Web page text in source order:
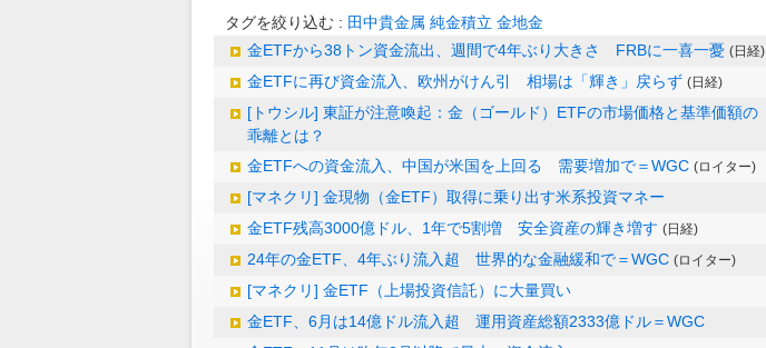
タグを絞り込む : 田中貴金属 純金積立 金地金
金ETFから38トン資金流出、週間で4年ぶり大きさ FRBに一喜一憂 (日経)
金ETFに再び資金流入、欧州がけん引 相場は「輝き」戻らず (日経)
[トウシル] 東証が注意喚起：金（ゴールド）ETFの市場価格と基準価額の
乖離とは？
金ETFへの資金流入、中国が米国を上回る 需要増加で＝WGC (ロイター)
[マネクリ] 金現物（金ETF）取得に乗り出す米系投資マネー
金ETF残高3000億ドル、1年で5割増 安全資産の輝き増す (日経)
24年の金ETF、4年ぶり流入超 世界的な金融緩和で＝WGC (ロイター)
[マネクリ] 金ETF（上場投資信託）に大量買い
金ETF、6月は14億ドル流入超 運用資産総額2333億ドル＝WGC